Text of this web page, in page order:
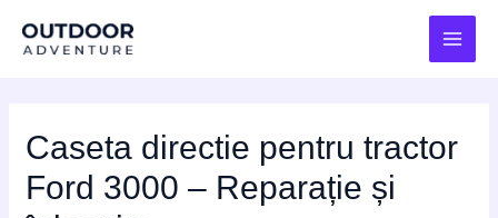
Caseta directie pentru tractor
Ford 3000 – Reparație și
navigation